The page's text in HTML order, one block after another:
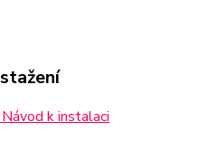
Návod k instalaci